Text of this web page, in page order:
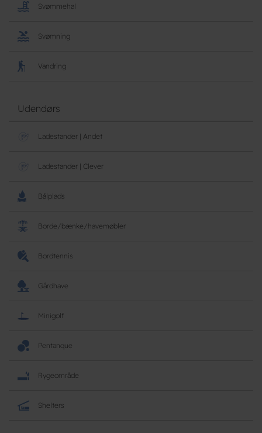
Svømmehal
Svømning
Vandring
Udendørs
Ladestander | Andet
Ladestander | Clever
Bålplads
Borde/bænke/havemøbler
Bordtennis
Gårdhave
Minigolf
Pentanque
Rygeområde
Shelters